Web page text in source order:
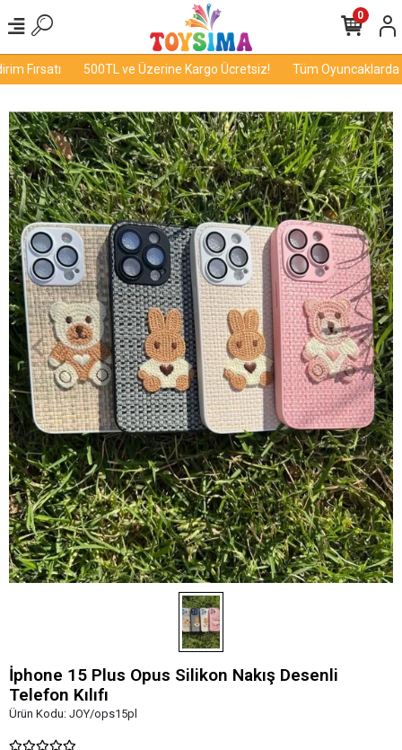
Fırsatı 500TL ve Üzerine Kargo Ücretsiz! Tüm Oyuncaklarda
0
İphone 15 Plus Opus Silikon Nakış Desenli
Telefon Kılıfı
Ürün Kodu: JOY/ops15pl